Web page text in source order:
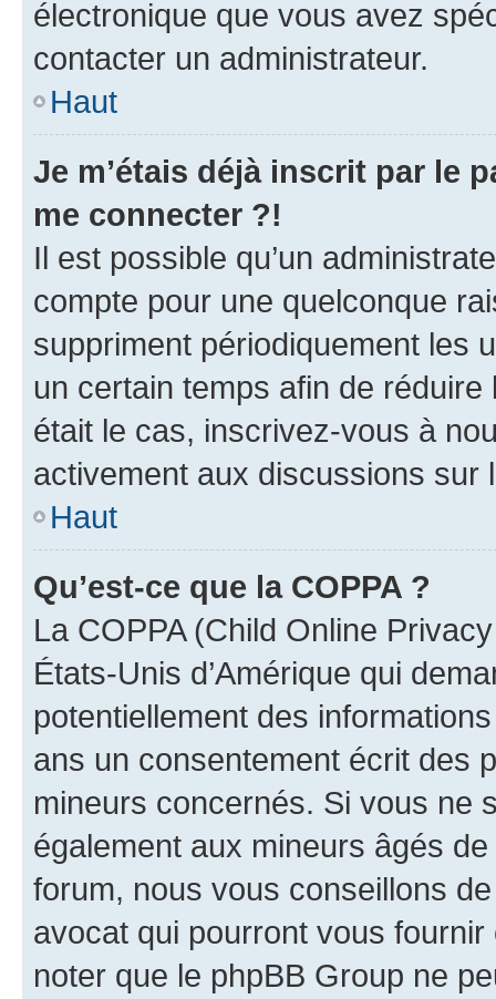
électronique que vous avez
contacter un administrateur.
Haut
Je m’étais déjà inscrit par le
me connecter ?!
Il est possible qu’un
compte pour une quelconque
suppriment périodiquement les
un certain temps afin de
était le cas, inscrivez-vous à
activement aux discussions sur
Haut
Qu’est-ce que la COPPA ?
La COPPA (Child Online
États-Unis d’Amérique qui
potentiellement des
ans un consentement écrit des
mineurs concernés. Si vous ne
également aux mineurs âgés
forum, nous vous conseillons
avocat qui pourront vous
noter que le phpBB Group ne